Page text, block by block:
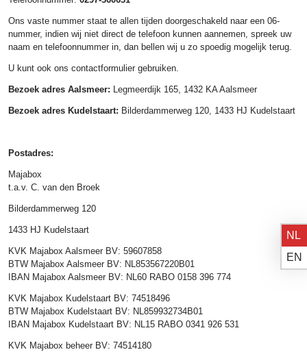
NL
EN
Ons vaste nummer staat te allen tijden doorgeschakeld naar een 06-
nummer, indien wij niet direct de telefoon kunnen aannemen, spreek uw
naam en telefoonnummer in, dan bellen wij u zo spoedig mogelijk terug.
U kunt ook ons contactformulier gebruiken.
Bezoek adres Aalsmeer: Legmeerdijk 165, 1432 KA Aalsmeer
Bezoek adres Kudelstaart: Bilderdammerweg 120, 1433 HJ Kudelstaart
Postadres:
Majabox
t.a.v. C. van den Broek
Bilderdammerweg 120
1433 HJ Kudelstaart
KVK Majabox Aalsmeer BV: 59607858
BTW Majabox Aalsmeer BV: NL853567220B01
IBAN Majabox Aalsmeer BV: NL60 RABO 0158 396 774
KVK Majabox Kudelstaart BV: 74518496
BTW Majabox Kudelstaart BV: NL859932734B01
IBAN Majabox Kudelstaart BV: NL15 RABO 0341 926 531
KVK Majabox beheer BV: 74514180